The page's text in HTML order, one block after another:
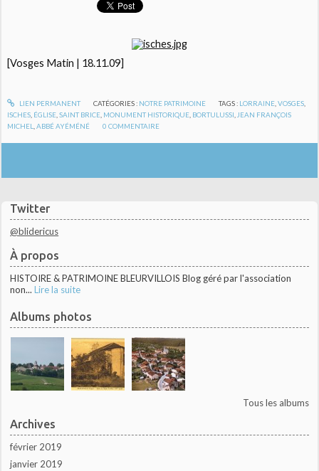
Twitter
@blidericus
À propos
HISTOIRE & PATRIMOINE BLEURVILLOIS Blog géré par l'association
non... Lire la suite
Albums photos
Tous les albums
Archives
février 2019
janvier 2019
[Vosges Matin | 18.11.09]
LIEN PERMANENT CATÉGORIES : NOTRE PATRIMOINE TAGS : LORRAINE ,VOSGES
ISCHES ÉGLISE ,SAINT BRICE MONUMENT HISTORIQUE BORTULUSSI JEAN FRANÇOIS
MICHEL ,ABBÉ AYÉMÉNÉ 0 COMMENTAIRE